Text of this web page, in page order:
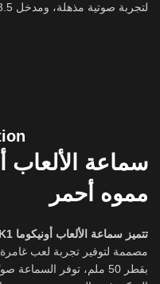
لتجربة صوتية مذهلة، ومدخل 3.5 ملم لتوافق واسع.
مموه أحمر
تتميز سماعة الألعاب أونيكوما K1 بتصميم مموه أحمر مذهل
مصممة لتوفير تجربة لعب
بقطر 50 ملم، توفر